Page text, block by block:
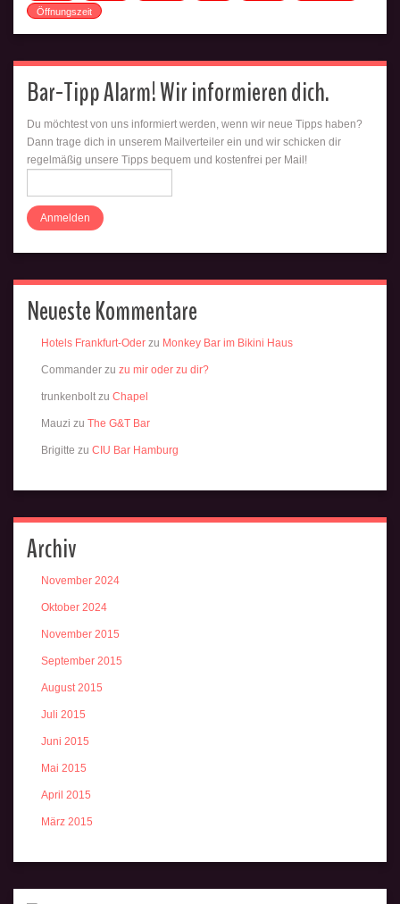
Öffnungszeit
Bar-Tipp Alarm! Wir informieren dich.
Du möchtest von uns informiert werden, wenn wir neue Tipps haben?
Dann trage dich in unserem Mailverteiler ein und wir schicken dir
regelmäßig unsere Tipps bequem und kostenfrei per Mail!
Neueste Kommentare
Hotels Frankfurt-Oder zu Monkey Bar im Bikini Haus
Commander zu zu mir oder zu dir?
trunkenboltzu Chapel
Mauzi zu The G&T Bar
Brigitte zu CIU Bar Hamburg
Archiv
November 2024
Oktober 2024
November 2015
September 2015
August 2015
Juli 2015
Juni 2015
Mai 2015
April 2015
März 2015